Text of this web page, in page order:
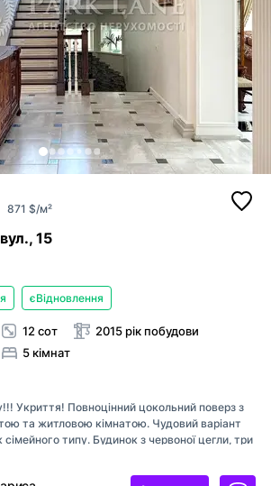
871 $/м²
15
єВідновлення
12 сот
5 кімнат
2015 рік побудови
Укриття! Повноцінний цокольний поверз з
та житловою кімнатою. Чудовий варіант
типу. Будинок з червоної цегли, три
спальні кімнати, вітальня, кабінет, три